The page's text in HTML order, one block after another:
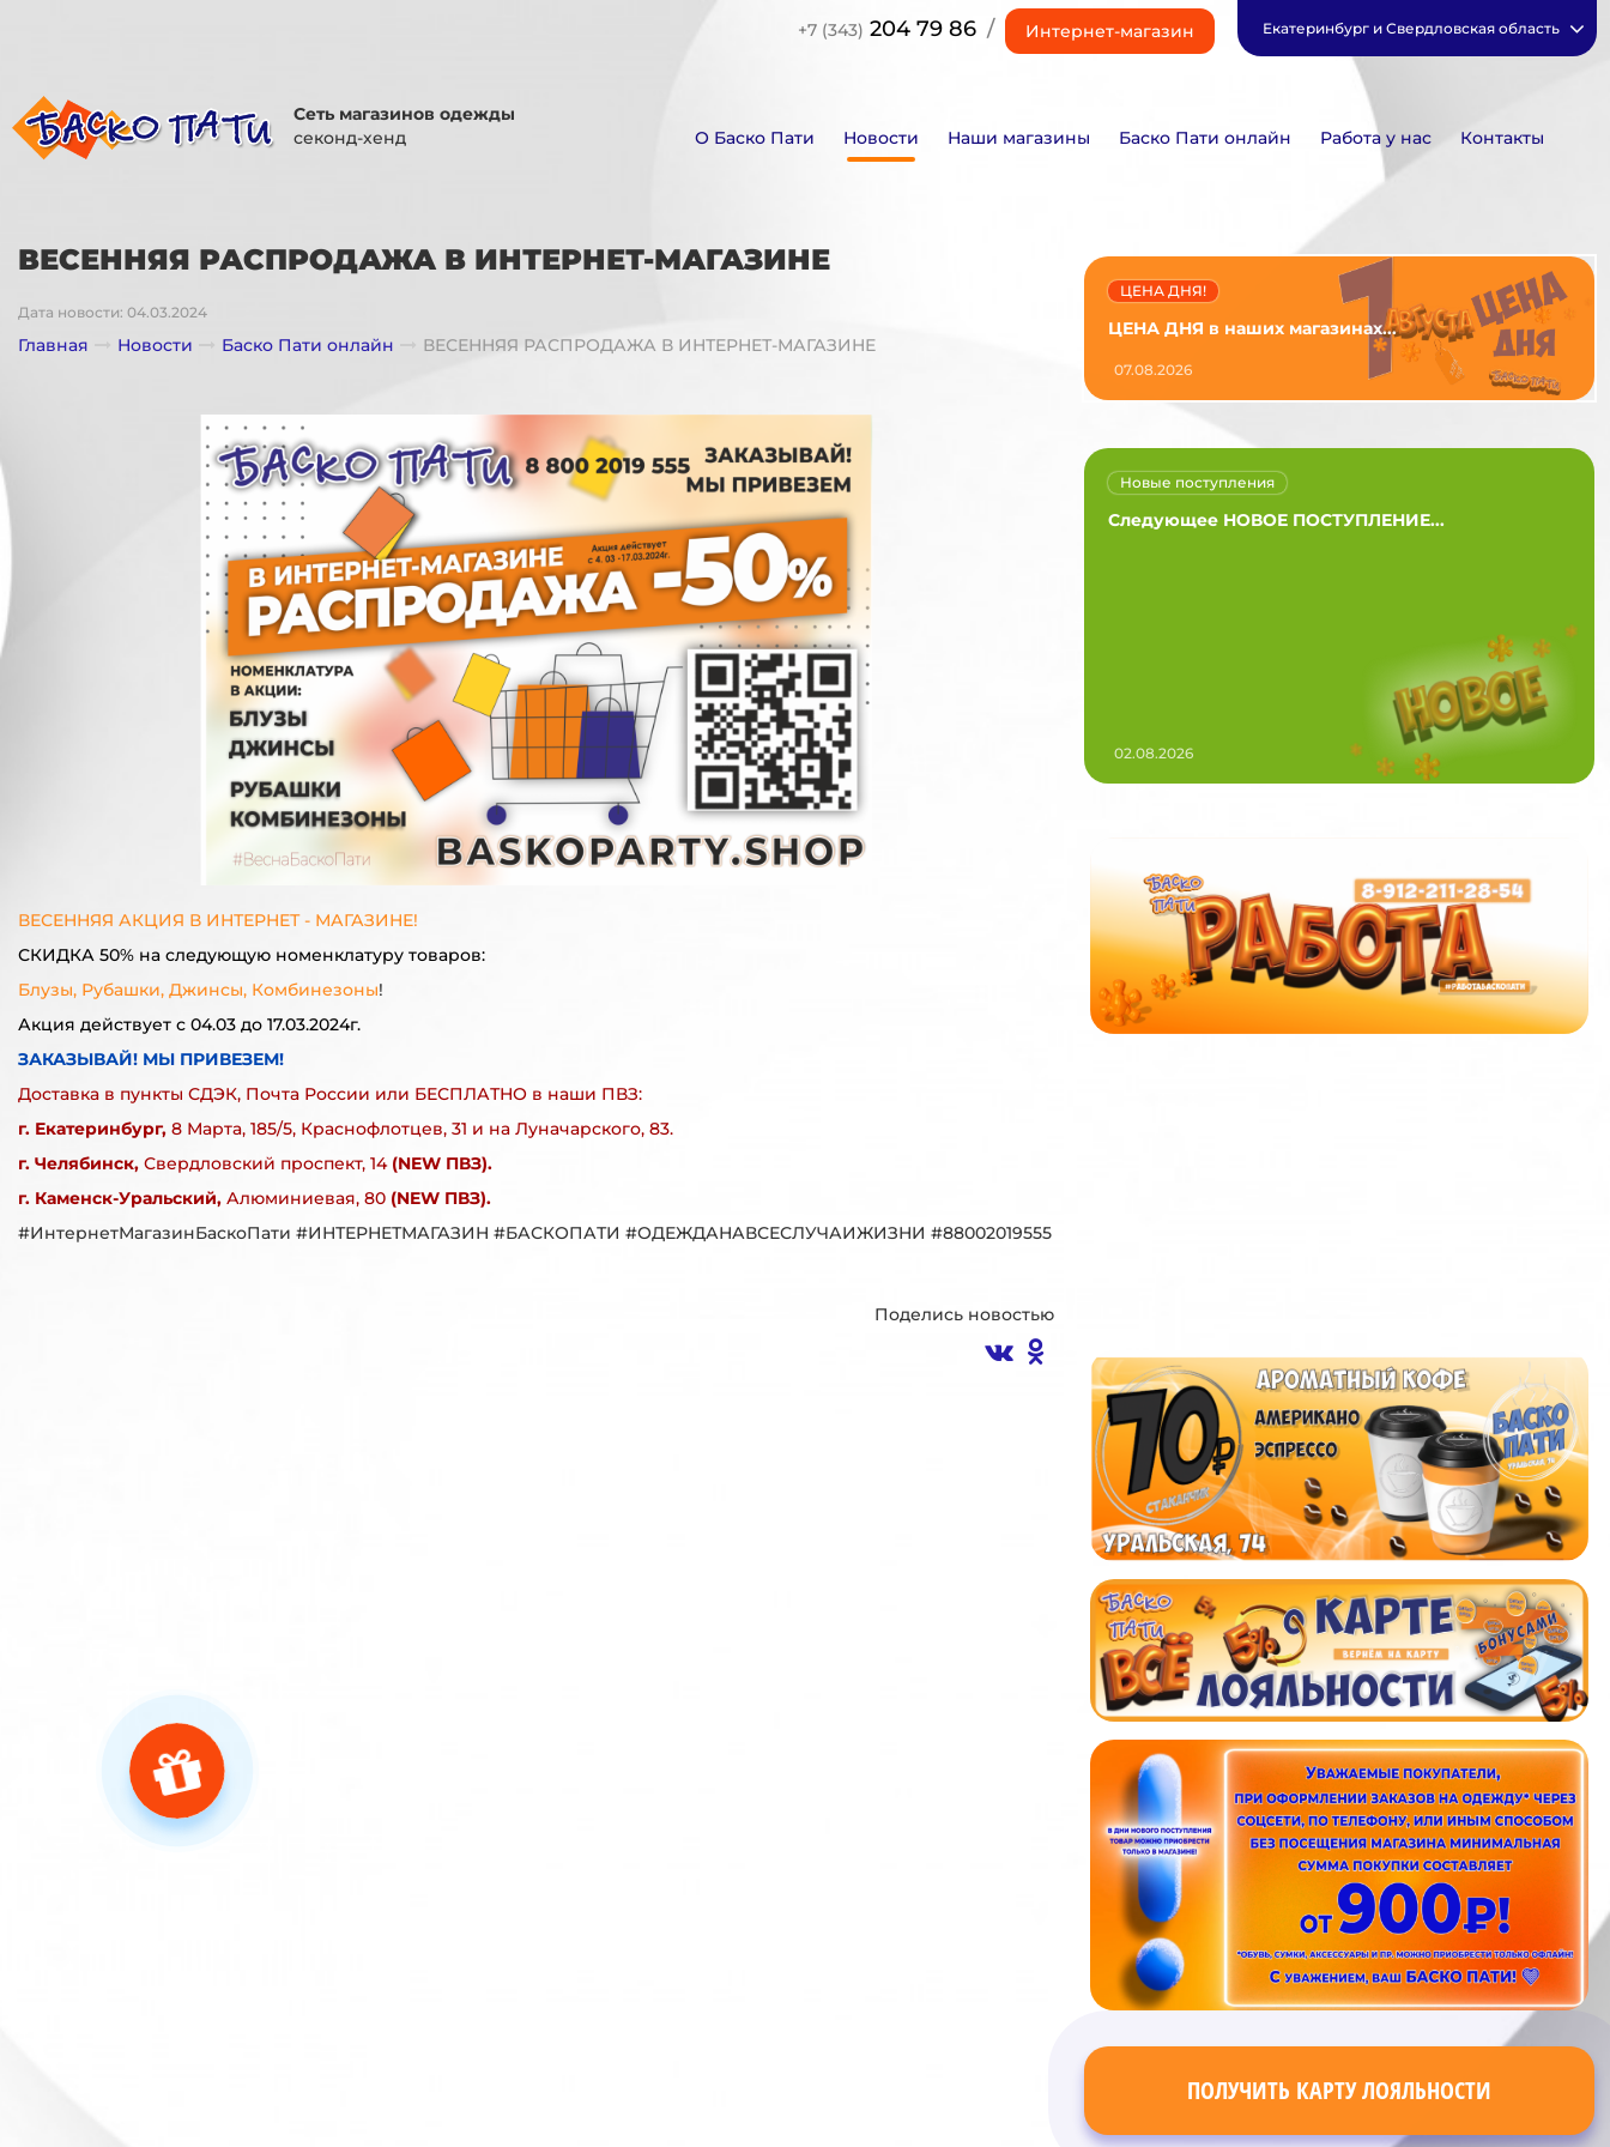
+7 (343) 204 79 86 / Интернет-магазин Екатеринбург и Свердловская область
Сеть магазинов одежды
секонд-хенд
О Баско Пати Новости Наши магазины Баско Пати онлайн Работа у нас Контакты
ВЕСЕННЯЯ РАСПРОДАЖА В ИНТЕРНЕТ-МАГАЗИНЕ
Дата новости: 04.03.2024
Главная Новости Баско Пати онлайн ВЕСЕННЯЯ РАСПРОДАЖА В ИНТЕРНЕТ-МАГАЗИНЕ
ВЕСЕННЯЯ АКЦИЯ В ИНТЕРНЕТ - МАГАЗИНЕ!
СКИДКА 50% на следующую номенклатуру товаров:
Блузы, Рубашки, Джинсы, Комбинезоны!
Акция действует с 04.03 до 17.03.2024г.
ЗАКАЗЫВАЙ! МЫ ПРИВЕЗЕМ!
Доставка в пункты СДЭК, Почта России или БЕСПЛАТНО в наши ПВЗ:
г. Екатеринбург, 8 Марта, 185/5, Краснофлотцев, 31 и на Луначарского, 83.
г. Челябинск, Свердловский проспект, 14(NEW ПВЗ).
г. Каменск-Уральский, Алюминиевая, 80 (NEW ПВЗ).
#ИнтернетМагазинБаскоПати #ИНТЕРНЕТМАГАЗИН #БАСКОПАТИ #ОДЕЖДАНАВСЕСЛУЧАИЖИЗНИ #88002019555
Поделись новостью
ЦЕНА ДНЯ в наших магазинах...
ЦЕНА ДНЯ!
07.08.2026
Следующее НОВОЕ ПОСТУПЛЕНИЕ...
Новые поступления
02.08.2026
ПОЛУЧИТЬ КАРТУ ЛОЯЛЬНОСТИ